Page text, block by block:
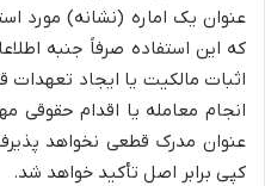
عنوان یک اماره (نشانه) مورد
که این استفاده صرفاً جنبه
اثبات مالکیت یا ایجاد
انجام معامله یا اقدام حقوقی
عنوان مدرک قطعی نخواهد
کپی برابر اصل تأکید خواهد شد.